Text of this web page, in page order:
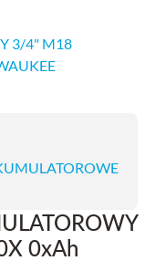
3/4" M18
0xAh